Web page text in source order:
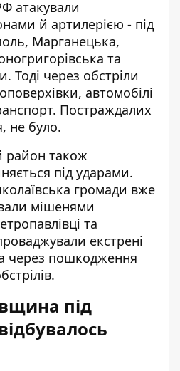
атакували
й артилерією - під
Марганецька,
та
Тоді через обстріли
автомобілі
Постраждалих
не було.
район також
під ударами.
громади вже
мішенями
та
екстрені
через пошкодження
під